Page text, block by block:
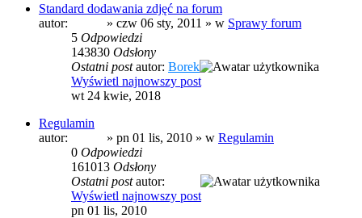
Standard dodawania zdjęć na forum
autor:
» czw 06 sty, 2011 » w Sprawy forum
5 Odpowiedzi
143830 Odsłony
Ostatni postautor: Borek
Wyświetl najnowszy post
wt 24 kwie, 2018
Regulamin
autor:
» pn 01 lis, 2010 » w Regulamin
0 Odpowiedzi
161013 Odsłony
Ostatni postautor:
Wyświetl najnowszy post
pn 01 lis, 2010